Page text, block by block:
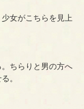
女がこちらを見上
ちらりと男の方へ
。